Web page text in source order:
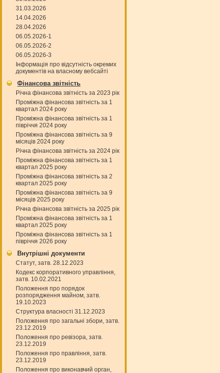
31.03.2026
14.04.2026
28.04.2026
06.05.2026-1
06.05.2026-2
06.05.2026-3
Інформація про відсутність окремих
документів на власному вебсайті
Фінансова звітність
Річна фінансова звітність за 2023 рік
Проміжна фінансова звітність за 1
квартал 2024 року
Проміжна фінансова звітність за 1
півріччя 2024 року
Проміжна фінансова звітність за 9
місяців 2024 року
Річна фінансова звітність за 2024 рік
Проміжна фінансова звітність за 1
квартал 2025 року
Проміжна фінансова звітність за 2
квартал 2025 року
Проміжна фінансова звітність за 9
місяців 2025 року
Річна фінансова звітність за 2025 рік
Проміжна фінансова звітність за 1
квартал 2025 року
Проміжна фінансова звітність за 1
півріччя 2026 року
Внутрішні документи
Статут, затв. 28.12.2023
Кодекс корпоративного управління,
затв. 10.02.2021
Положення про порядок
розпорядження майном, затв.
19.10.2023
Структура власності 31.12.2023
Положення про загальні збори, затв.
23.12.2019
Положення про ревізора, затв.
23.12.2019
Положення про правління, затв.
23.12.2019
Положення про виконавчий орган,